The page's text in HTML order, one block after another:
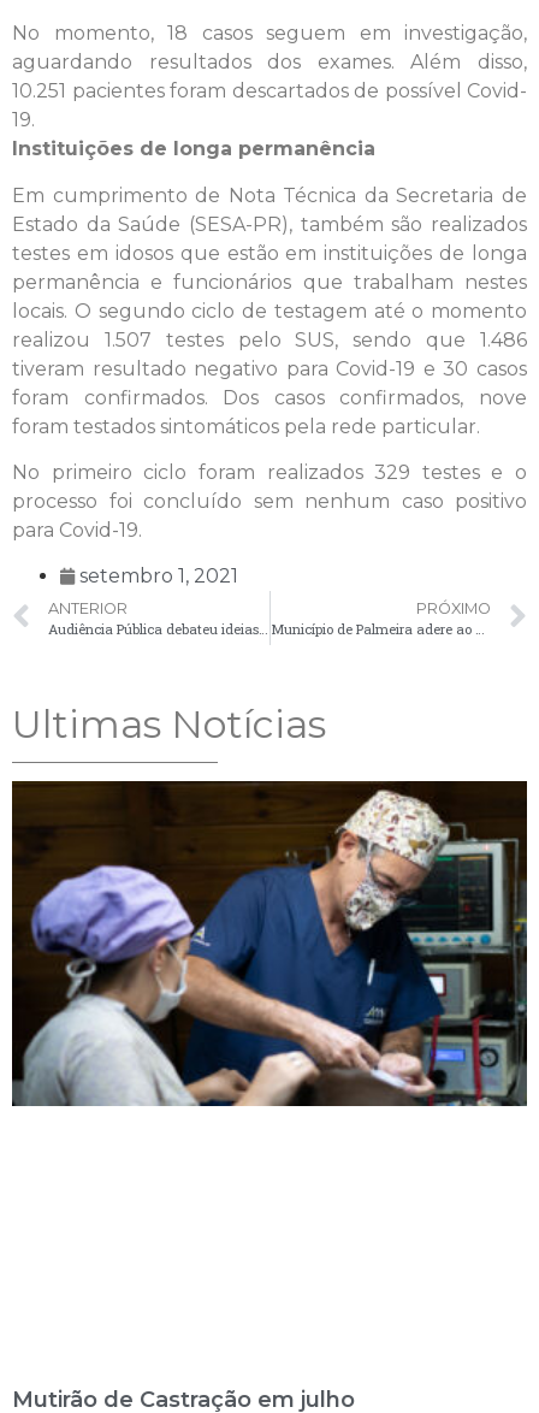
No momento, 18 casos seguem em investigação,
aguardando resultados dos exames. Além disso,
10.251 pacientes foram descartados de possível Covid-
19.
Instituições de longa permanência
Em cumprimento de Nota Técnica da Secretaria de
Estado da Saúde (SESA-PR), também são realizados
testes em idosos que estão em instituições de longa
permanência e funcionários que trabalham nestes
locais. O segundo ciclo de testagem até o momento
realizou 1.507 testes pelo SUS, sendo que 1.486
tiveram resultado negativo para Covid-19 e 30 casos
foram confirmados. Dos casos confirmados, nove
foram testados sintomáticos pela rede particular.
No primeiro ciclo foram realizados 329 testes e o
processo foi concluído sem nenhum caso positivo
para Covid-19.
setembro 1, 2021
ANTERIOR
Audiência Pública debateu ideias e opiniões sobre a obra do “Beco e Boulevard”
PRÓXIMO
Município de Palmeira adere ao Programa Nacional de Prevenção à Corrupção
Ultimas Notícias
Mutirão de Castração em julho